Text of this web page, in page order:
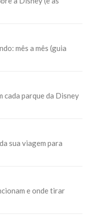
mês a mês (guia
cada parque da Disney
sua viagem para
e onde tirar